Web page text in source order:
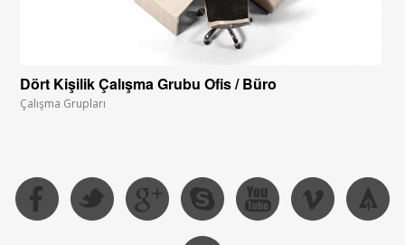
Dört Kişilik Çalışma Grubu Ofis / Büro
Çalışma Grupları